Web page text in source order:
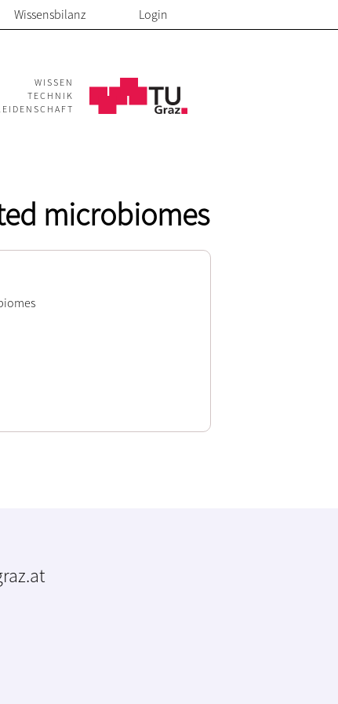
Wissensbilanz Login
WISSEN
TECHNIK
microbiomes